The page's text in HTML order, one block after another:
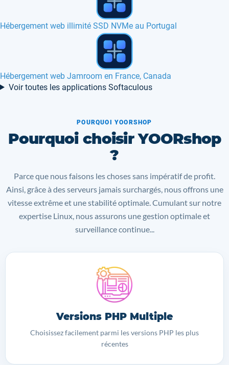
Hébergement web phpFormGenerator en France
Hébergement web Loaded 7 en France
Voir toutes les applications Softaculous
POURQUOI YOORSHOP
Pourquoi choisir YOORshop
?
Parce que nous faisons les choses sans impératif de profit.
Ainsi, grâce à des serveurs jamais surchargés, nous offrons une
vitesse extrême et une stabilité optimale. Cumulant sur notre
expertise Linux, nous assurons une gestion optimale et
surveillance continue...
Versions PHP Multiple
Choisissez facilement parmi les versions PHP les plus
récentes